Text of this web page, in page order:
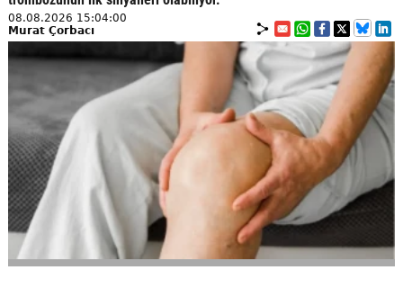
08.08.2026 15:04:00
Murat Çorbacı